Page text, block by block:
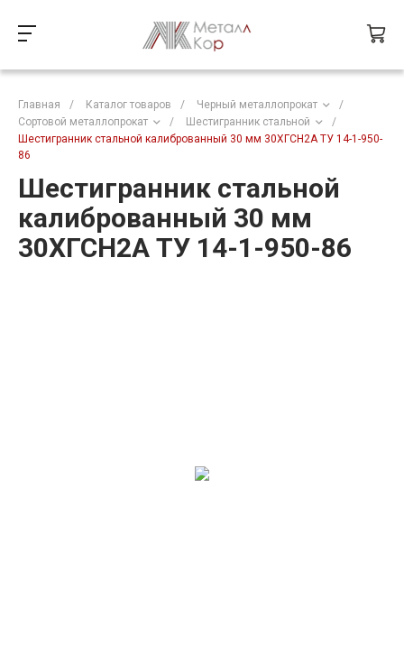
Главная / Каталог товаров / Черный металлопрокат
/
Сортовой металлопрокат
/ Шестигранник стальной
/
Шестигранник стальной калиброванный 30 мм 30ХГСН2А ТУ 14-1-950-
86
Шестигранник стальной
калиброванный 30 мм
30ХГСН2А ТУ 14-1-950-86